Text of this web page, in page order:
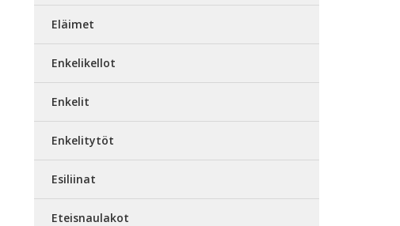
Eläimet
Enkelikellot
Enkelit
Enkelitytöt
Esiliinat
Eteisnaulakot